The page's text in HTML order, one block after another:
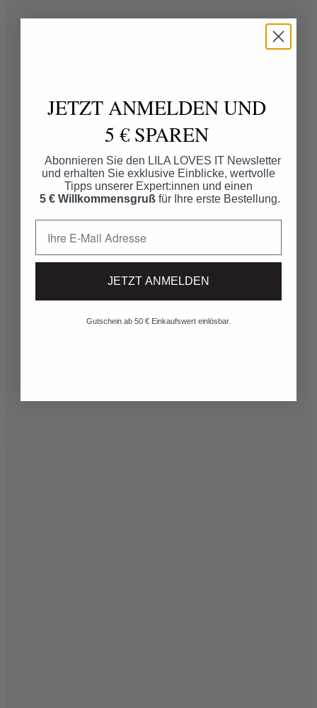
JETZT ANMELDEN UND
5 € SPAREN
Abonnieren Sie den LILA LOVES IT Newsletter
und erhalten Sie exklusive Einblicke, wertvolle
Tipps unserer Expert:innen und einen
5 € Willkommensgruß für Ihre erste Bestellung.
JETZT ANMELDEN
Gutschein ab 50 € Einkaufswert einlösbar.